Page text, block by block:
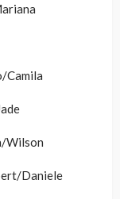
Camila
Wilson
Daniele